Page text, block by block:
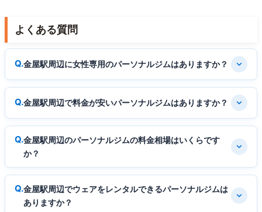
よくある質問
金屋駅周辺に女性専用のパーソナルジムはありますか？
金屋駅周辺で料金が安いパーソナルジムはありますか？
金屋駅周辺のパーソナルジムの料金相場はいくらです
か？
金屋駅周辺でウェアをレンタルできるパーソナルジムは
ありますか？